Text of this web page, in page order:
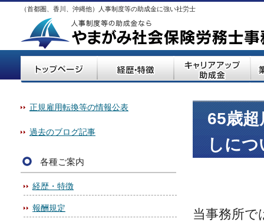
（首都圏、香川、沖縄他）人事制度等の助成金に強い社労士
65歳
しにつ
当事務所で
正規雇用転換等の情報公表
過去のブログ記事
各種ご案内
経歴・特徴
報酬規定